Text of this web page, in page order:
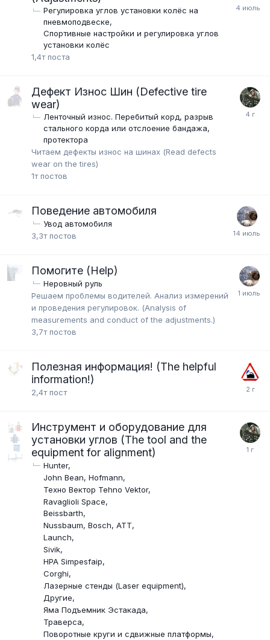
Регулировка углов установки колёс на
пневмоподвеске
Спортивные настройки и регулировка углов
установки колёс
1,4т поста
Дефект Износ Шин (Defective tire
wear)
Ленточный износ. Перебитый корд, разрыв
стального корда или отслоение бандажа,
протектора
Читаем дефекты износ на шинах (Read defects
wear on the tires)
1т постов
Поведение автомобиля
Увод автомобиля
3,3т постов
Помогите (Help)
Неровный руль
Решаем проблемы водителей. Анализ измерений
и проведения регулировок. (Analysis of
measurements and conduct of the adjustments.)
3,7т постов
Полезная информация! (The helpful
information!)
2,4т пост
Инструмент и оборудование для
установки углов (The tool and the
equipment for alignment)
Hunter
John Bean, Hofmann
Техно Вектор Tehno Vektor
Ravaglioli Space
Beissbarth
Nussbaum, Bosch, ATT
Launch
Sivik
HPA Simpesfaip
Corghi
Лазерные стенды (Laser equipment)
Другие
Яма Подъемник Эстакада
Траверса
Поворотные круги и сдвижные платформы